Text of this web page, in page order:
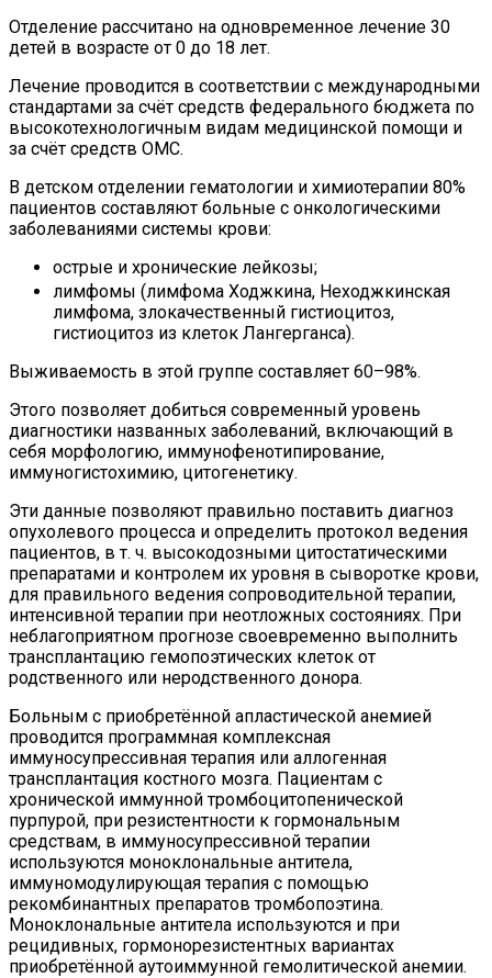
Отделение рассчитано на одновременное лечение 30
детей в возрасте от 0 до 18 лет.
Лечение проводится в соответствии с международными
стандартами за счёт средств федерального бюджета по
высокотехнологичным видам медицинской помощи и
за счёт средств ОМС.
В детском отделении гематологии и химиотерапии 80%
пациентов составляют больные с онкологическими
заболеваниями системы крови:
острые и хронические лейкозы;
лимфомы (лимфома Ходжкина, Неходжкинская
лимфома, злокачественный гистиоцитоз,
гистиоцитоз из клеток Лангерганса).
Выживаемость в этой группе составляет 60–98%.
Этого позволяет добиться современный уровень
диагностики названных заболеваний, включающий в
себя морфологию, иммунофенотипирование,
иммуногистохимию, цитогенетику.
Эти данные позволяют правильно поставить диагноз
опухолевого процесса и определить протокол ведения
пациентов, в т. ч. высокодозными цитостатическими
препаратами и контролем их уровня в сыворотке крови,
для правильного ведения сопроводительной терапии,
интенсивной терапии при неотложных состояниях. При
неблагоприятном прогнозе своевременно выполнить
трансплантацию гемопоэтических клеток от
родственного или неродственного донора.
Больным с приобретённой апластической анемией
проводится программная комплексная
иммуносупрессивная терапия или аллогенная
трансплантация костного мозга. Пациентам с
хронической иммунной тромбоцитопенической
пурпурой, при резистентности к гормональным
средствам, в иммуносупрессивной терапии
используются моноклональные антитела,
иммуномодулирующая терапия с помощью
рекомбинантных препаратов тромбопоэтина.
Моноклональные антитела используются и при
рецидивных, гормонорезистентных вариантах
приобретённой аутоиммунной гемолитической анемии.